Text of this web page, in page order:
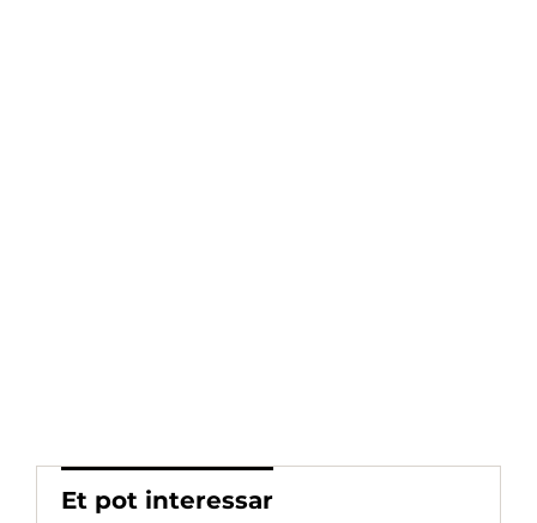
Et pot interessar